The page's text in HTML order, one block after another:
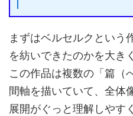
まずはベルセルクという
を紡いできたのかを大き
この作品は複数の「篇（
間軸を描いていて、全体
展開がぐっと理解しやす